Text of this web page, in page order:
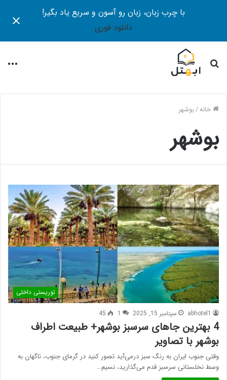
با چرب زبان، زبان رو آسون و سریع یاد بگیر!
دانلود فوری
جستجو
برای
خانه/بوشهر
بوشهر
توریستی داخلی
abhotel1 سپتامبر 15, 2025 1
45
4 بهترین جاهای سرسبز بوشهر+ طبیعت اطراف
بوشهر با تصاویر
وقتی جنوب ایران به رنگ سبز درمی‌آید تصور کنید در گرمای جنوب، ناگهان به
وسط نخلستانی سرسبز قدم می‌گذارید، نسیم…